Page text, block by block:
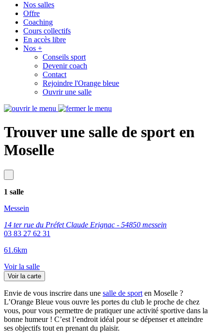
Nos salles
Offre
Coaching
Cours collectifs
En accès libre
Nos +
Conseils sport
Devenir coach
Contact
Rejoindre l'Orange bleue
Ouvrir une salle
Trouver une salle de sport en
Moselle
1 salle
Messein
14 ter rue du Préfet Claude Erignac - 54850 messein
03 83 27 62 31
61.6km
Voir la salle
Voir la carte
Envie de vous inscrire dans une salle de sport en Moselle ?
L’Orange Bleue vous ouvre les portes du club le proche de chez
vous, pour vous permettre de pratiquer une activité sportive dans la
bonne humeur ! C’est l’endroit idéal pour se dépenser et atteindre
ses objectifs tout en prenant du plaisir.